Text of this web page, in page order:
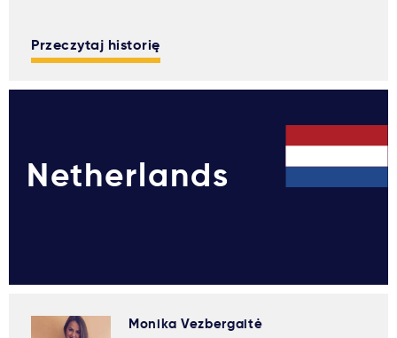
Przeczytaj historię
Netherlands
Monika Vezbergaitė